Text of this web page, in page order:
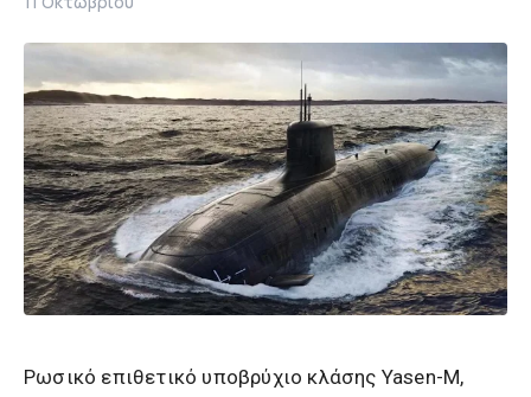
Ρωσικό επιθετικό υποβρύχιο κλάσης Yasen-M,